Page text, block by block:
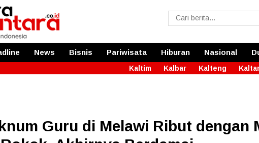
News Bisnis Pariwisata Hiburan Nasional
Kaltim Kalbar Kalteng
Guru di Melawi Ribut dengan